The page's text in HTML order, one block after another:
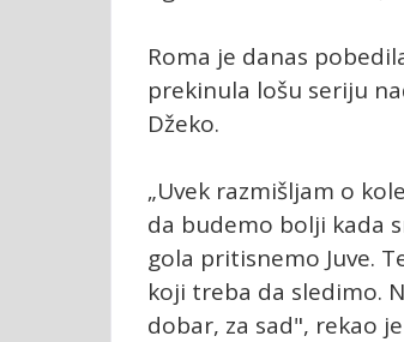
Roma je danas
prekinula lošu seriju
Džeko.
„Uvek razmišljam o
da budemo bolji kada
gola pritisnemo Juve.
koji treba da sledimo.
dobar, za sad", rekao